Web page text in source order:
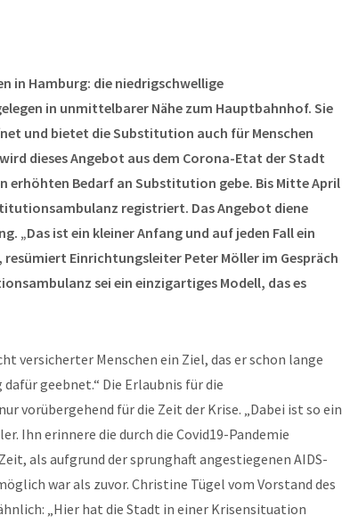
in Hamburg: die niedrigschwellige
in unmittelbarer Nähe zum Hauptbahnhof. Sie
und bietet die Substitution auch für Menschen
dieses Angebot aus dem Corona-Etat der Stadt
erhöhten Bedarf an Substitution gebe. Bis Mitte April
registriert. Das Angebot diene
„Das ist ein kleiner Anfang und auf jeden Fall ein
Einrichtungsleiter Peter Möller im Gespräch
sei ein einzigartiges Modell, das es
versicherter Menschen ein Ziel, das er schon lange
geebnet.“ Die Erlaubnis für die
vorübergehend für die Zeit der Krise. „Dabei ist so ein
Ihn erinnere die durch die Covid19-Pandemie
als aufgrund der sprunghaft angestiegenen AIDS-
war als zuvor. Christine Tügel vom Vorstand des
„Hier hat die Stadt in einer Krisensituation